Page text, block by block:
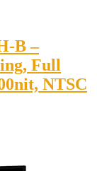
B –
Full
NTSC